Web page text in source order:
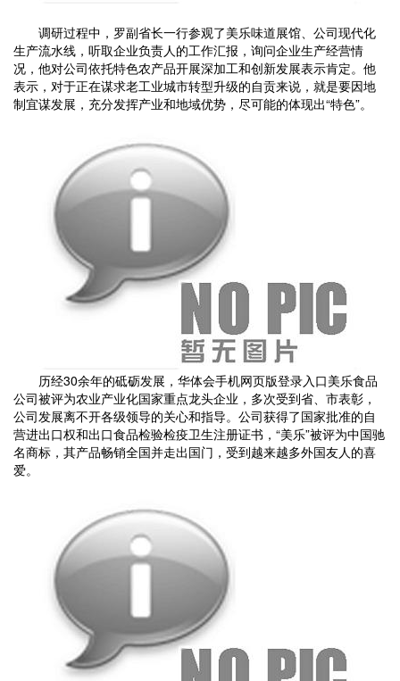
调研过程中，罗副省长一行参观了美乐味道展馆、公司现代化
生产流水线，听取企业负责人的工作汇报，询问企业生产经营情
况，他对公司依托特色农产品开展深加工和创新发展表示肯定。他
表示，对于正在谋求老工业城市转型升级的自贡来说，就是要因地
制宜谋发展，充分发挥产业和地域优势，尽可能的体现出“特色”。
历经30余年的砥砺发展，华体会手机网页版登录入口美乐食品
公司被评为农业产业化国家重点龙头企业，多次受到省、市表彰，
公司发展离不开各级领导的关心和指导。公司获得了国家批准的自
营进出口权和出口食品检验检疫卫生注册证书，“美乐”被评为中国驰
名商标，其产品畅销全国并走出国门，受到越来越多外国友人的喜
爱。